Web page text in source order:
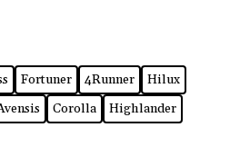
Fortuner 4Runner
Hilux
Corolla
Highlander